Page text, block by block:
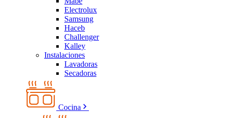
Electrolux
Samsung
Haceb
Challenger
Kalley
Instalaciones
Lavadoras
Secadoras
Cocina